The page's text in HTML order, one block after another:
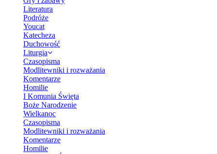
Literatura
Podróże
Youcat
Katecheza
Duchowość
Liturgia
Czasopisma
Modlitewniki i rozważania
Komentarze
Homilie
I Komunia Święta
Boże Narodzenie
Wielkanoc
Czasopisma
Modlitewniki i rozważania
Komentarze
Homilie